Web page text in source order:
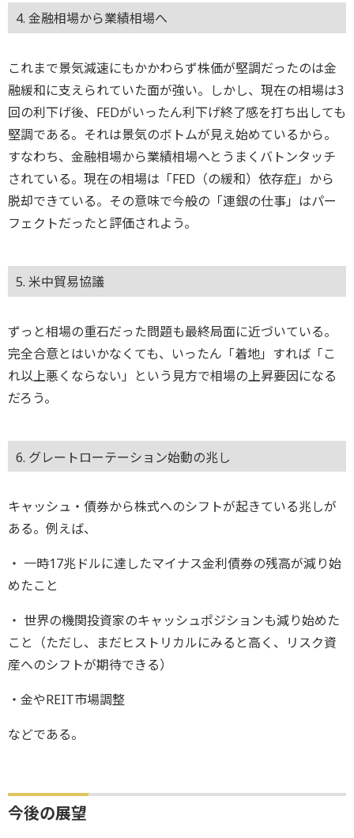
4. 金融相場から業績相場へ
これまで景気減速にもかかわらず株価が堅調だったのは金
融緩和に支えられていた面が強い。しかし、現在の相場は3
回の利下げ後、FEDがいったん利下げ終了感を打ち出しても
堅調である。それは景気のボトムが見え始めているから。
すなわち、金融相場から業績相場へとうまくバトンタッチ
されている。現在の相場は「FED（の緩和）依存症」から
脱却できている。その意味で今般の「連銀の仕事」はパー
フェクトだったと評価されよう。
5. 米中貿易協議
ずっと相場の重石だった問題も最終局面に近づいている。
完全合意とはいかなくても、いったん「着地」すれば「こ
れ以上悪くならない」という見方で相場の上昇要因になる
だろう。
6. グレートローテーション始動の兆し
キャッシュ・債券から株式へのシフトが起きている兆しが
ある。例えば、
・ 一時17兆ドルに達したマイナス金利債券の残高が減り始
めたこと
・ 世界の機関投資家のキャッシュポジションも減り始めた
こと（ただし、まだヒストリカルにみると高く、リスク資
産へのシフトが期待できる）
・金やREIT市場調整
などである。
今後の展望